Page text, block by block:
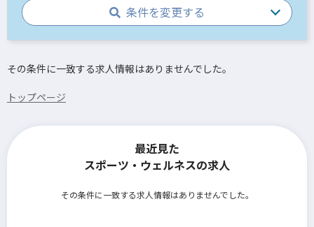
条件を変更する
その条件に一致する求人情報はありませんでした。
トップページ
最近見た
スポーツ・ウェルネスの求人
その条件に一致する求人情報はありませんでした。